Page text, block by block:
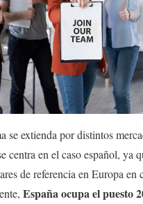
se extienda por distintos
centra en el caso español, ya
de referencia en Europa en
España ocupa el puesto